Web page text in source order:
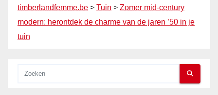
timberlandfemme.be > Tuin > Zomer mid-century
modern: herontdek de charme van de jaren ’50 in je
tuin